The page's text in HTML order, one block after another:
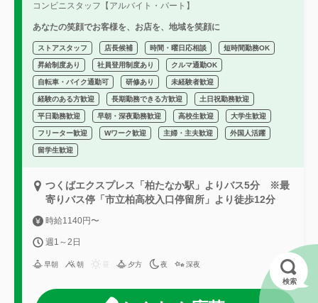
コンビニスタッフ【アルバイト・パート】
あなたの笑顔でお客様を、お店を、地域を笑顔に
ストアスタッフ 店長候補 時間・曜日応相談 短時間勤務OK
昇給制度あり 社員登用制度あり クルマ通勤OK
自転車・バイク通勤可 研修あり 未経験者歓迎
経験のある方歓迎 長期勤務できる方歓迎 土日祝勤務歓迎
平日勤務歓迎 早朝・深夜勤務歓迎 高校生歓迎 大学生歓迎
フリーター歓迎 Wワーク歓迎 主婦・主夫歓迎 外国人活躍
留学生歓迎
つくばエクスプレス「柏たなか駅」よりバス5分 ※最
寄りバス停「市立柏高校入口停留所」より徒歩12分
時給1140円〜
週1～2日
早朝 朝 夕方 夜 深夜
検索